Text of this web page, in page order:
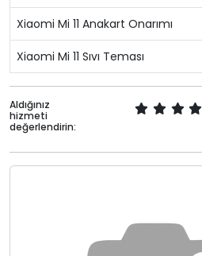
Xiaomi Mi 11 Anakart Onarımı
Xiaomi Mi 11 Sıvı Teması
Aldığınız
hizmeti
değerlendirin: